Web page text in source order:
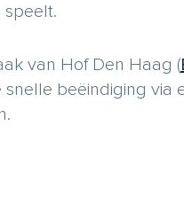
van Hof Den Haag (
snelle beëindiging via